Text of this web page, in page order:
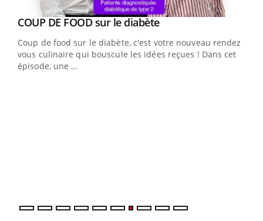
Youtube
COUP DE FOOD sur le diabèteYoutube
Coup de food sur le diabète, c'est votre nouveau rendez-
vous culinaire qui bouscule les idées reçues ! Dans cet
épisode, une ...